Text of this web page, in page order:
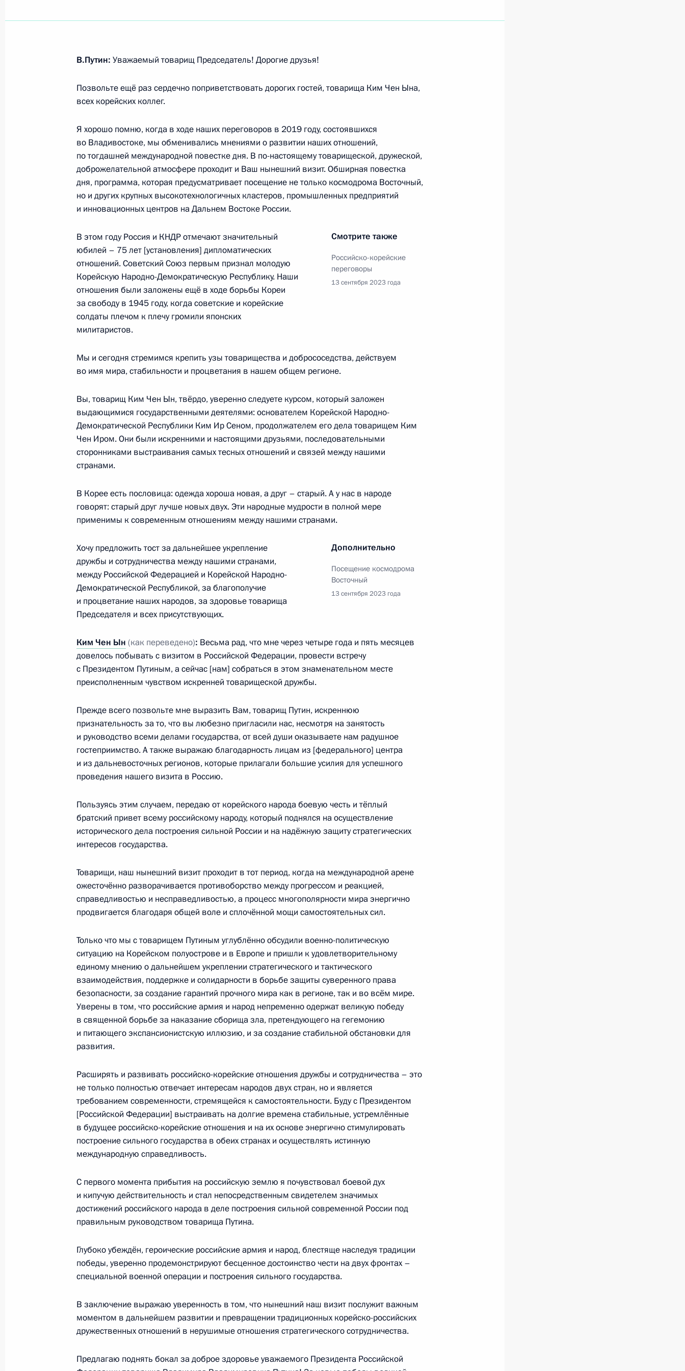
28 сентября 2023 года, 13:15 Москва, Кремль
27 сентября 2023 года, среда
Совещание с членами Правительства
27 сентября 2023 года, 16:10 Москва, Кремль
5 48м
Встреча с ректором Академии народного хозяйства и госслужбы
Алексеем Комиссаровым
26 сентября 2023 года, 13:40 Москва, Кремль
25 сентября 2023 года, понедельник
25 сентября 2023 года, 13:15 Москва, Кремль
24 сентября 2023 года, воскресенье
Видеообращение, посвящённое 30-летию образования
Центральной избирательной комиссии Российской Федерации
24 сентября 2023 года, 00:00
1
22 сентября 2023 года, пятница
22 сентября 2023 года, 13:05 Москва, Кремль
21 сентября 2023 года, четверг
Расширенное заседание Президиума Государственного Совета
Встреча с губернатором Новгородской области Андреем
21 сентября 2023 года, 19:05 Великий Новгород
Встреча с победителями Чемпионата высоких технологий
21 сентября 2023 года, 18:50 Великий Новгород
20 сентября 2023 года, среда
Встреча с членами попечительского совета Мариинского театра
Беседа с членом политбюро ЦК Компартии Китая Ван И
19 сентября 2023 года, вторник
Встреча с главой Удмуртии Александром Бречаловым
19 сентября 2023 года, 23:00 Ижевск
2
19 сентября 2023 года, 19:30 Ижевск
18 сентября 2023 года, понедельник
Совещание по проекту федерального бюджета на 2024–
2026 годы
18 сентября 2023 года, 16:00 Москва, Кремль
Инаугурация мэра Москвы
Владимир Путин и Александр Лукашенко ответили на вопросы
СМИ
В.Путин: Уважаемый товарищ Председатель! Дорогие друзья!
Позвольте ещё раз сердечно поприветствовать дорогих гостей, товарища Ким Чен Ына,
всех корейских коллег.
Я хорошо помню, когда в ходе наших переговоров в 2019 году, состоявшихся
во Владивостоке, мы обменивались мнениями о развитии наших отношений,
по тогдашней международной повестке дня. В по-настоящему товарищеской, дружеской,
доброжелательной атмосфере проходит и Ваш нынешний визит. Обширная повестка
дня, программа, которая предусматривает посещение не только космодрома Восточный,
но и других крупных высокотехнологичных кластеров, промышленных предприятий
и инновационных центров на Дальнем Востоке России.
Смотрите также
Российско-корейские
переговоры
13 сентября 2023 года
В этом году Россия и КНДР отмечают значительный
юбилей – 75 лет [установления] дипломатических
отношений. Советский Союз первым признал молодую
Корейскую Народно-Демократическую Республику. Наши
отношения были заложены ещё в ходе борьбы Кореи
за свободу в 1945 году, когда советские и корейские
солдаты плечом к плечу громили японских
милитаристов.
Мы и сегодня стремимся крепить узы товарищества и добрососедства, действуем
во имя мира, стабильности и процветания в нашем общем регионе.
Вы, товарищ Ким Чен Ын, твёрдо, уверенно следуете курсом, который заложен
выдающимися государственными деятелями: основателем Корейской Народно-
Демократической Республики Ким Ир Сеном, продолжателем его дела товарищем Ким
Чен Иром. Они были искренними и настоящими друзьями, последовательными
сторонниками выстраивания самых тесных отношений и связей между нашими
странами.
В Корее есть пословица: одежда хороша новая, а друг – старый. А у нас в народе
говорят: старый друг лучше новых двух. Эти народные мудрости в полной мере
применимы к современным отношениям между нашими странами.
Дополнительно
Посещение космодрома
Восточный
13 сентября 2023 года
Хочу предложить тост за дальнейшее укрепление
дружбы и сотрудничества между нашими странами,
между Российской Федерацией и Корейской Народно-
Демократической Республикой, за благополучие
и процветание наших народов, за здоровье товарища
Председателя и всех присутствующих.
Ким Чен Ын (как переведено): Весьма рад, что мне через четыре года и пять месяцев
довелось побывать с визитом в Российской Федерации, провести встречу
с Президентом Путиным, а сейчас [нам] собраться в этом знаменательном месте
преисполненным чувством искренней товарищеской дружбы.
Прежде всего позвольте мне выразить Вам, товарищ Путин, искреннюю
признательность за то, что вы любезно пригласили нас, несмотря на занятость
и руководство всеми делами государства, от всей души оказываете нам радушное
гостеприимство. А также выражаю благодарность лицам из [федерального] центра
и из дальневосточных регионов, которые прилагали большие усилия для успешного
проведения нашего визита в Россию.
Пользуясь этим случаем, передаю от корейского народа боевую честь и тёплый
братский привет всему российскому народу, который поднялся на осуществление
исторического дела построения сильной России и на надёжную защиту стратегических
интересов государства.
Товарищи, наш нынешний визит проходит в тот период, когда на международной арене
ожесточённо разворачивается противоборство между прогрессом и реакцией,
справедливостью и несправедливостью, а процесс многополярности мира энергично
продвигается благодаря общей воле и сплочённой мощи самостоятельных сил.
Только что мы с товарищем Путиным углублённо обсудили военно-политическую
ситуацию на Корейском полуострове и в Европе и пришли к удовлетворительному
единому мнению о дальнейшем укреплении стратегического и тактического
взаимодействия, поддержке и солидарности в борьбе защиты суверенного права
безопасности, за создание гарантий прочного мира как в регионе, так и во всём мире.
Уверены в том, что российские армия и народ непременно одержат великую победу
в священной борьбе за наказание сборища зла, претендующего на гегемонию
и питающего экспансионистскую иллюзию, и за создание стабильной обстановки для
развития.
Расширять и развивать российско-корейские отношения дружбы и сотрудничества – это
не только полностью отвечает интересам народов двух стран, но и является
требованием современности, стремящейся к самостоятельности. Буду с Президентом
[Российской Федерации] выстраивать на долгие времена стабильные, устремлённые
в будущее российско-корейские отношения и на их основе энергично стимулировать
построение сильного государства в обеих странах и осуществлять истинную
международную справедливость.
С первого момента прибытия на российскую землю я почувствовал боевой дух
и кипучую действительность и стал непосредственным свидетелем значимых
достижений российского народа в деле построения сильной современной России под
правильным руководством товарища Путина.
Глубоко убеждён, героические российские армия и народ, блестяще наследуя традиции
победы, уверенно продемонстрируют бесценное достоинство чести на двух фронтах –
специальной военной операции и построения сильного государства.
В заключение выражаю уверенность в том, что нынешний наш визит послужит важным
моментом в дальнейшем развитии и превращении традиционных корейско-российских
дружественных отношений в нерушимые отношения стратегического сотрудничества.
Предлагаю поднять бокал за доброе здоровье уважаемого Президента Российской